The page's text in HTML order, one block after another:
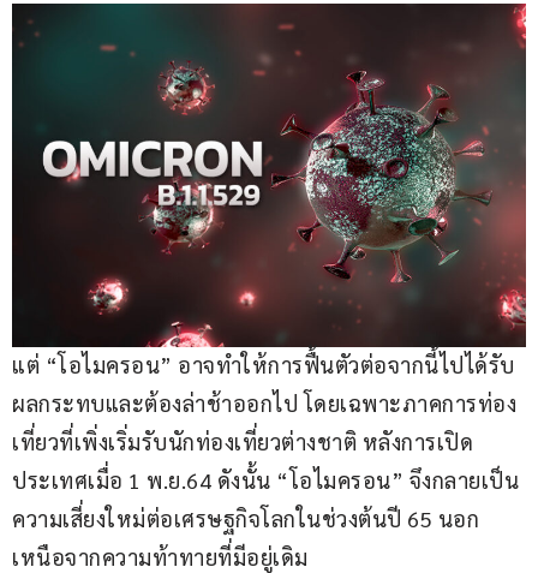
แต่ “โอไมครอน” อาจทำให้การฟื้นตัวต่อจากนี้ไปได้รับ
ผลกระทบและต้องล่าช้าออกไป โดยเฉพาะภาคการท่อง
เที่ยวที่เพิ่งเริ่มรับนักท่องเที่ยวต่างชาติ หลังการเปิด
ประเทศเมื่อ 1 พ.ย.64 ดังนั้น “โอไมครอน” จึงกลายเป็น
ความเสี่ยงใหม่ต่อเศรษฐกิจโลกในช่วงต้นปี 65 นอก
เหนือจากความท้าทายที่มีอยู่เดิม